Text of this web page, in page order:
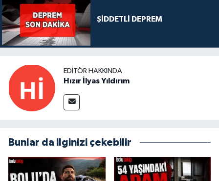
ŞİDDETLİ DEPREM
EDITÖR HAKKINDA
Hızır İlyas Yıldırım
Bunlar da ilginizi çekebilir